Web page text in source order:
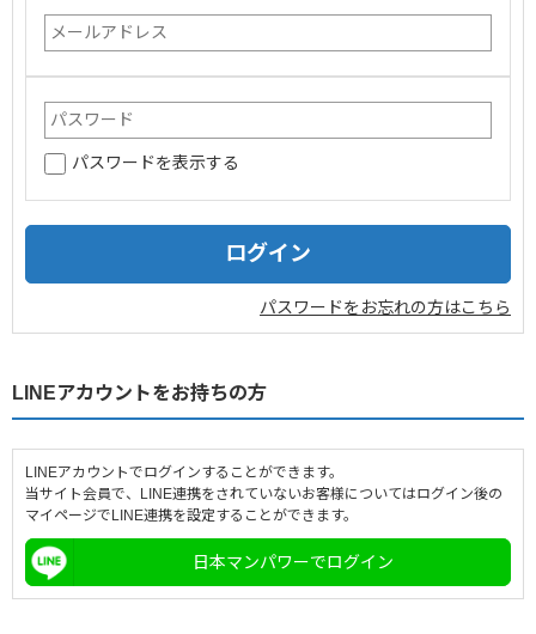
個人のお客様
法人のお客様
企業情報
採用情報
パスワードを表示する
パスワードをお忘れの方はこちら
LINEアカウントをお持ちの方
LINEアカウントでログインすることができます。
当サイト会員で、LINE連携をされていないお客様についてはログイン後の
マイページでLINE連携を設定することができます。
日本マンパワーでログイン